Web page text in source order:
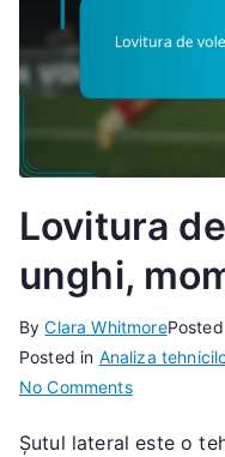
Lovitura
unghi,
ByClara Whitmore
Posted in Analiza
No Commentson
de
Șutul lateral este o